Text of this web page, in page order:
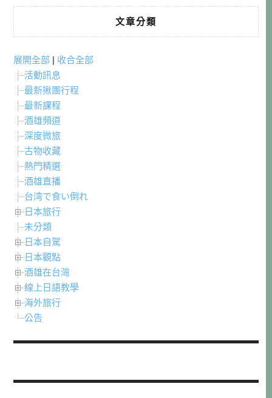
文章分類
展開全部 | 收合全部
活動訊息
最新揪團行程
最新課程
酒雄頻道
深度微旅
古物收藏
熱門精選
酒雄直播
台湾で食い倒れ
日本旅行
未分類
日本自駕
日本觀點
酒雄在台灣
線上日語教學
海外旅行
公告